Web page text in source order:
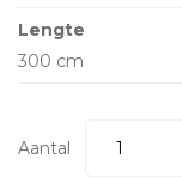
Lengte
300 cm
Aantal